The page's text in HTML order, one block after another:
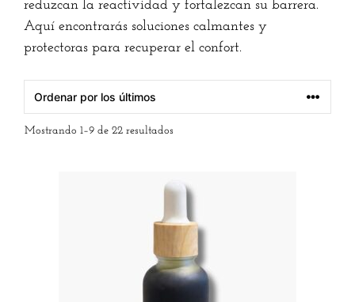
reduzcan la reactividad y fortalezcan su barrera.
Aquí encontrarás soluciones calmantes y
protectoras para recuperar el confort.
Mostrando 1–9 de 22 resultados